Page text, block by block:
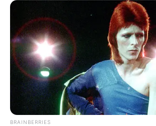
BRAINBERRIES